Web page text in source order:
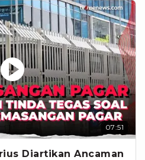
07:51
Diartikan Ancaman